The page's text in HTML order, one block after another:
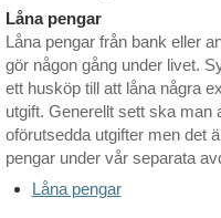
Låna pengar
Låna pengar från bank eller
gör någon gång under livet.
ett husköp till att låna några
utgift. Generellt sett ska man
oförutsedda utgifter men det
pengar under vår separata
Låna pengar